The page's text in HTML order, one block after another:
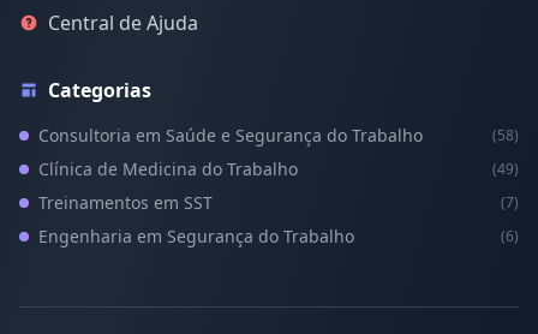
Central de Ajuda
Categorias
Consultoria em Saúde e Segurança do Trabalho (58)
Clínica de Medicina do Trabalho (49)
Treinamentos em SST (7)
Engenharia em Segurança do Trabalho (6)